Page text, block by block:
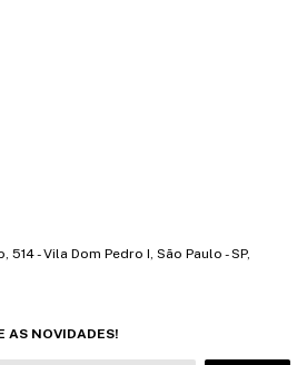
- Vila Dom Pedro I, São Paulo - SP,
AS NOVIDADES!